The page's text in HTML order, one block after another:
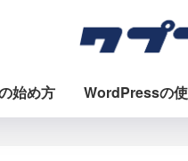
始め方 WordPressの